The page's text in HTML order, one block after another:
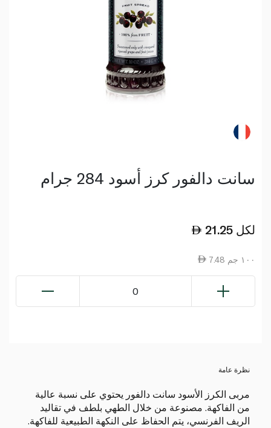
سانت دالفور كرز أسود 284 جرام
21.25 لكل
7.48 ١٠٠ جم
0
نظرة عامة
مربى الكرز الأسود سانت دالفور يحتوي على نسبة عالية
من الفاكهة. مصنوعة من خلال الطهي بلطف في تقاليد
الريف الفرنسي، يتم الحفاظ على النكهة الطبيعية للفاكهة.